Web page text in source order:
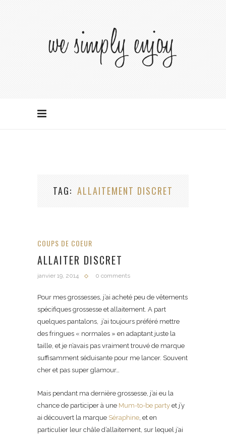
TAG ALLAITEMENT DISCRET
COUPS DE COEUR
ALLAITER DISCRET
janvier 19, 2014 0 comments
Pour mes grossesses, j’ai acheté peu de vêtements
spécifiques grossesse et allaitement. A part
quelques pantalons, j’ai toujours préféré mettre
des fringues « normales » en adaptant juste la
taille, et je n’avais pas vraiment trouvé de marque
suffisamment séduisante pour me lancer. Souvent
cher et pas super glamour…
Mais pendant ma dernière grossesse, j’ai eu la
chance de participer à une Mum-to-be party et j’y
ai découvert la marque Séraphine , et en
particulier leur châle d’allaitement, sur lequel j’ai